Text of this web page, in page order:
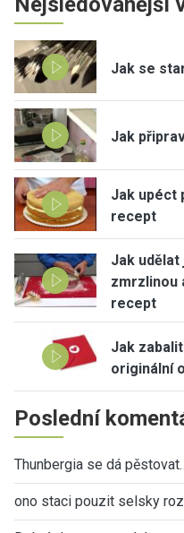
Jak se
Jak
Jak upéct
recept
Jak
zmrzlinou
recept
Jak
originální
Poslední
Thunbergia se dá
ono staci pouzit selsky